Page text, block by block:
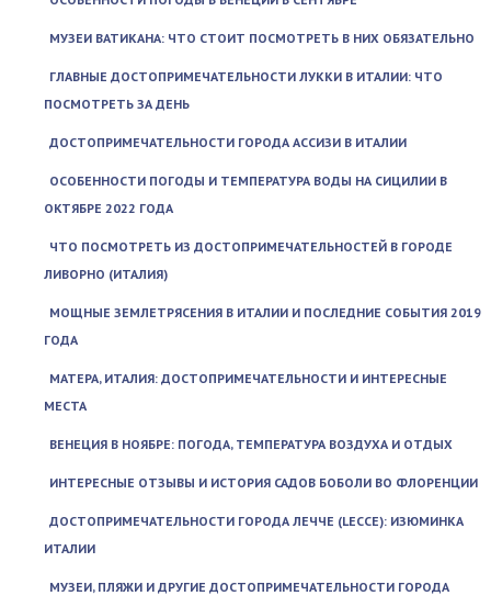
МУЗЕИ ВАТИКАНА: ЧТО СТОИТ ПОСМОТРЕТЬ В НИХ ОБЯЗАТЕЛЬНО
ГЛАВНЫЕ ДОСТОПРИМЕЧАТЕЛЬНОСТИ ЛУККИ В ИТАЛИИ: ЧТО
ПОСМОТРЕТЬ ЗА ДЕНЬ
ДОСТОПРИМЕЧАТЕЛЬНОСТИ ГОРОДА АССИЗИ В ИТАЛИИ
ОСОБЕННОСТИ ПОГОДЫ И ТЕМПЕРАТУРА ВОДЫ НА СИЦИЛИИ В
ОКТЯБРЕ 2022 ГОДА
ЧТО ПОСМОТРЕТЬ ИЗ ДОСТОПРИМЕЧАТЕЛЬНОСТЕЙ В ГОРОДЕ
ЛИВОРНО (ИТАЛИЯ)
МОЩНЫЕ ЗЕМЛЕТРЯСЕНИЯ В ИТАЛИИ И ПОСЛЕДНИЕ СОБЫТИЯ 2019
ГОДА
МАТЕРА, ИТАЛИЯ: ДОСТОПРИМЕЧАТЕЛЬНОСТИ И ИНТЕРЕСНЫЕ
МЕСТА
ВЕНЕЦИЯ В НОЯБРЕ: ПОГОДА, ТЕМПЕРАТУРА ВОЗДУХА И ОТДЫХ
ИНТЕРЕСНЫЕ ОТЗЫВЫ И ИСТОРИЯ САДОВ БОБОЛИ ВО ФЛОРЕНЦИИ
ДОСТОПРИМЕЧАТЕЛЬНОСТИ ГОРОДА ЛЕЧЧЕ (LECCE): ИЗЮМИНКА
ИТАЛИИ
МУЗЕИ, ПЛЯЖИ И ДРУГИЕ ДОСТОПРИМЕЧАТЕЛЬНОСТИ ГОРОДА